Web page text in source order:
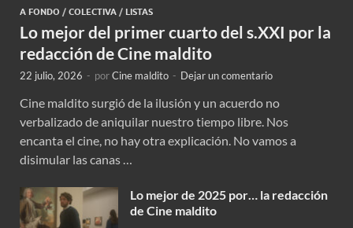
A FONDO / COLECTIVA / LISTAS
Lo mejor del primer cuarto del s.XXI por la
redacción de Cine maldito
22 julio, 2026 - porCine maldito - Dejar un comentario
Cine maldito surgió de la ilusión y un acuerdo no
verbalizado de aniquilar nuestro tiempo libre. Nos
encanta el cine, no hay otra explicación. No vamos a
disimular las canas …
Lo mejor de 2025 por… la redacción
de Cine maldito